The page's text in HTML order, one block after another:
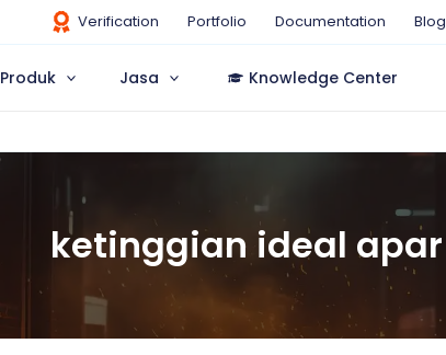
Verification Portfolio Documentation Blog
Produk Jasa Knowledge Center
ketinggian ideal apar